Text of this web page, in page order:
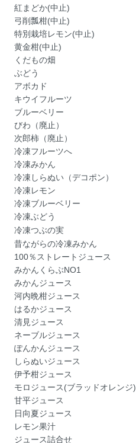
紅まどか(中止)
弓削瓢柑(中止)
特別栽培レモン(中止)
黄金柑(中止)
くだもの畑
ぶどう
アボカド
キウイフルーツ
ブルーベリー
びわ（廃止）
次郎柿（廃止）
冷凍フルーツへ
冷凍みかん
冷凍しらぬい（デコポン）
冷凍レモン
冷凍ブルーベリー
冷凍ぶどう
冷凍つぶの実
昔ながらの冷凍みかん
100％ストレートジュース
みかんくらぶNO1
みかんジュース
河内晩柑ジュース
はるかジュース
清見ジュース
ネーブルジュース
ぽんかんジュース
しらぬいジュース
伊予柑ジュース
モロジュース(ブラッドオレンジ)
甘平ジュース
日向夏ジュース
レモン果汁
ジュース詰合せ